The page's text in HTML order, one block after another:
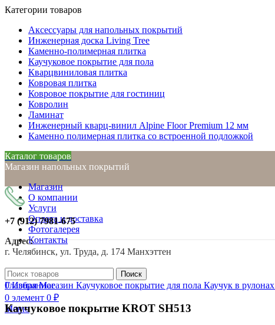
Категории товаров
Аксессуары для напольных покрытий
Инженерная доска Living Tree
Каменно-полимерная плитка
Каучуковое покрытие для пола
Кварцвиниловая плитка
Ковровая плитка
Ковровое покрытие для гостиниц
Ковролин
Ламинат
Инженерный кварц-винил Alpine Floor Premium 12 мм
Каменно полимерная плитка со встроенной подложкой
Каталог товаров
Магазин напольных покрытий
Магазин
О компании
Услуги
Оплата и доставка
Фотогалерея
Контакты
+7 (912)7981-675
Адрес:
г. Челябинск, ул. Труда, д. 174 Манхэттен
Поиск
0Избранное
0 элемент 0 ₽
Меню
Нажмите, чтобы увеличить
ГлавнаяМагазин Каучуковое покрытие для пола Каучук в рулонах
Каучуковое покрытие KROT SH513